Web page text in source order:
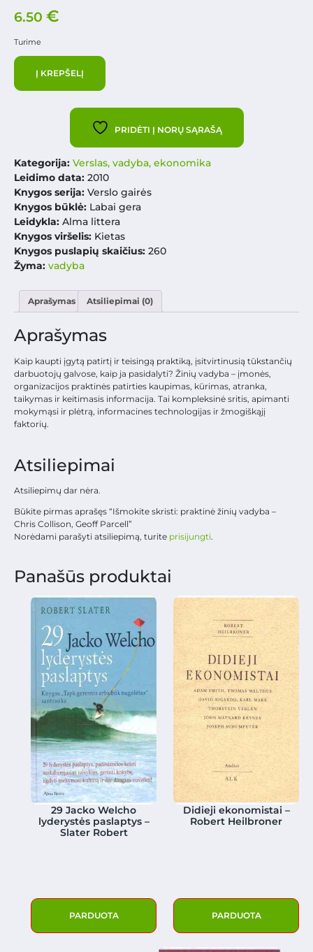
6.50 €
Turime
Į KREPŠELĮ
PRIDĖTI Į NORŲ SĄRAŠĄ
Kategorija: Verslas, vadyba, ekonomika
Leidimo data: 2010
Knygos serija: Verslo gairės
Knygos būklė: Labai gera
Leidykla: Alma littera
Knygos viršelis: Kietas
Knygos puslapių skaičius: 260
Žyma: vadyba
Aprašymas Atsiliepimai (0)
Aprašymas
Kaip kaupti įgytą patirtį ir teisingą praktiką, įsitvirtinusią tūkstančių
darbuotojų galvose, kaip ja pasidalyti? Žinių vadyba – įmonės,
organizacijos praktinės patirties kaupimas, kūrimas, atranka,
taikymas ir keitimasis informacija. Tai kompleksinė sritis, apimanti
mokymąsi ir plėtrą, informacines technologijas ir žmogiškąjį
faktorių.
Atsiliepimai
Atsiliepimų dar nėra.
Būkite pirmas aprašęs “Išmokite skristi: praktinė žinių vadyba –
Chris Collison, Geoff Parcell”
Norėdami parašyti atsiliepimą, turite prisijungti.
Panašūs produktai
29 Jacko Welcho
lyderystės paslaptys –
Slater Robert
PARDUOTA
Didieji ekonomistai –
Robert Heilbroner
PARDUOTA